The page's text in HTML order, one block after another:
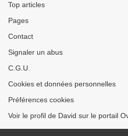
Top articles
Pages
Contact
Signaler un abus
C.G.U.
Cookies et données personnelles
Préférences cookies
Voir le profil de David sur le portail